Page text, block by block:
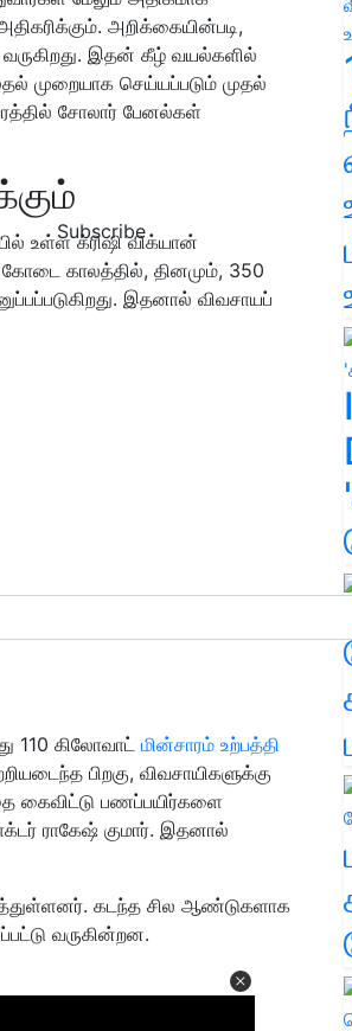
Subscribe
அறிக்கையின்படி,
வருகிறது. இதன் கீழ் வயல்களில்
முறையாக செய்யப்படும் முதல்
சோலார் பேனல்கள்
உள்ள க்ரிஷி விக்யான்
கோடை காலத்தில், தினமும், 350
இதனால் விவசாயப்
110 கிலோவாட் மின்சாரம் உற்பத்தி
பிறகு, விவசாயிகளுக்கு
கைவிட்டு பணப்பயிர்களை
ராகேஷ் குமார். இதனால்
கடந்த சில ஆண்டுகளாக
வருகின்றன.